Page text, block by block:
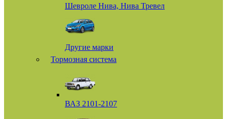
Шевроле Нива, Нива Тревел
Другие марки
Тормозная система
ВАЗ 2101-2107